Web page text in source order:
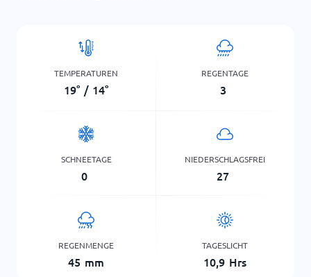
TEMPERATUREN
19° / 14°
REGENTAGE
3
SCHNEETAGE
0
NIEDERSCHLAGSFREI
27
REGENMENGE
45 mm
TAGESLICHT
10,9 Hrs